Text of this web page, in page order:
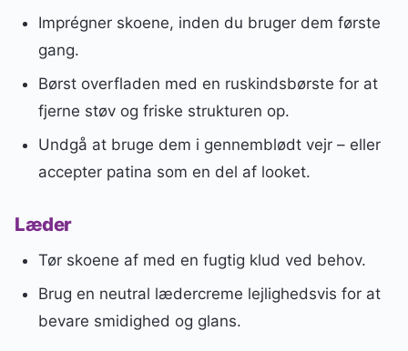
Imprégner skoene, inden du bruger dem første
gang.
Børst overfladen med en ruskindsbørste for at
fjerne støv og friske strukturen op.
Undgå at bruge dem i gennemblødt vejr – eller
accepter patina som en del af looket.
Læder
Tør skoene af med en fugtig klud ved behov.
Brug en neutral lædercreme lejlighedsvis for at
bevare smidighed og glans.